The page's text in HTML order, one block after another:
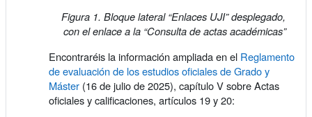
Figura 1. Bloque lateral “Enlaces UJI” desplegado,
con el enlace a la “Consulta de actas académicas”
Encontraréis la información ampliada en el Reglamento
de evaluación de los estudios oficiales de Grado y
Máster (16 de julio de 2025), capítulo V sobre Actas
oficiales y calificaciones, artículos 19 y 20: